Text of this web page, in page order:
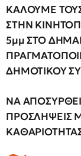
ΚΑΛΟΥΜΕ
ΣΤΗΝ
5μμ ΣΤΟ
ΔΗΜΟΤΙΚΟΥ
ΝΑ
ΠΡΟΣΛΗΨΕΙΣ